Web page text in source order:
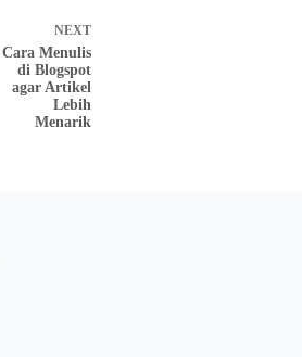
NEXT
Cara Menulis
di Blogspot
agar Artikel
Lebih
Menarik